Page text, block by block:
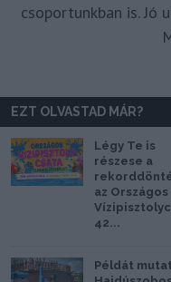
csoportunkban is. Jó
Impresszum
EZT OLVASTAD MÁR?
Légy Te is
részese a
az Országos
42...
Példát mutat